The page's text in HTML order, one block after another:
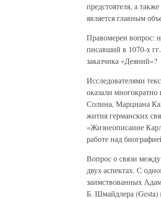
предстоятеля, а
является главным
Правомерен вопрос:
писавший в 1070-х
заказчика «Деяний»?
Исследователями
оказали
Солина, Марциана
жития германских
«Жизнеописание
работе над
Вопрос о связи
двух аспектах. С
заимствованных
Б. Шмайдлера (Gesta)